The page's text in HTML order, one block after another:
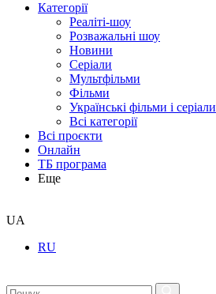
Категорії
Реаліті-шоу
Розважальні шоу
Новини
Серіали
Мультфільми
Фільми
Українські фільми і серіали
Всі категорії
Всі проєкти
Онлайн
ТБ програма
Еще
UA
RU